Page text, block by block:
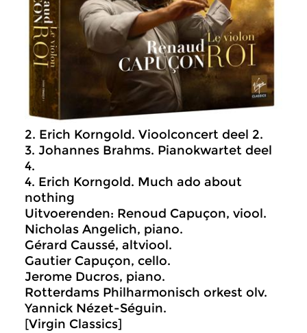
2. Erich Korngold. Vioolconcert deel 2.
3. Johannes Brahms. Pianokwartet deel
4.
4. Erich Korngold. Much ado about
nothing
Uitvoerenden: Renoud Capuçon, viool.
Nicholas Angelich, piano.
Gérard Caussé, altviool.
Gautier Capuçon, cello.
Jerome Ducros, piano.
Rotterdams Philharmonisch orkest olv.
Yannick Nézet-Séguin.
[Virgin Classics]